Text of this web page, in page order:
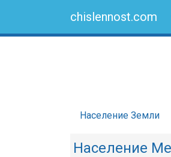
chislennost.com
Население Земли
Население